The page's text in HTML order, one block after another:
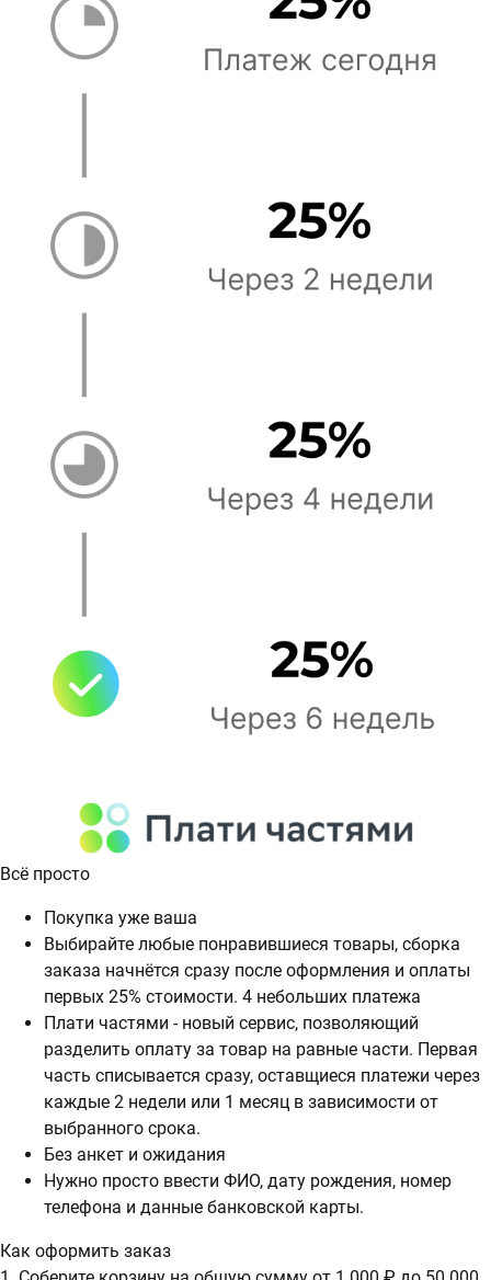
Всё просто
Покупка уже ваша
Выбирайте любые понравившиеся товары, сборка
заказа начнётся сразу после оформления и оплаты
первых 25% стоимости. 4 небольших платежа
Плати частями - новый сервис, позволяющий
разделить оплату за товар на равные части. Первая
часть списывается сразу, оставщиеся платежи через
каждые 2 недели или 1 месяц в зависимости от
выбранного срока.
Без анкет и ожидания
Нужно просто ввести ФИО, дату рождения, номер
телефона и данные банковской карты.
Как оформить заказ